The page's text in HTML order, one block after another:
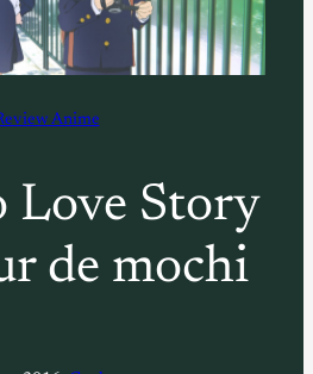
Anime
Love Story
de mochi